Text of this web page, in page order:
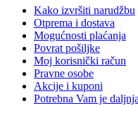
Kako izvršiti narudžbu
Otprema i dostava
Mogućnosti plaćanja
Povrat pošiljke
Moj korisnički račun
Pravne osobe
Akcije i kuponi
Potrebna Vam je